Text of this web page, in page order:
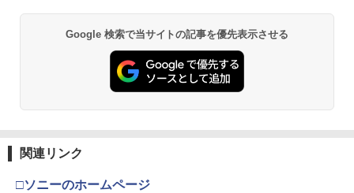
Google 検索で当サイトの記事を優先表示させる
関連リンク
□ソニーのホームページ